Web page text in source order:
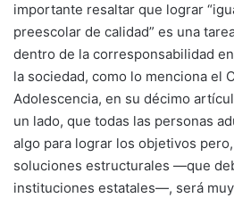
importante resaltar que lograr
preescolar de calidad” es una
dentro de la corresponsabilidad
la sociedad, como lo menciona el
Adolescencia, en su décimo
un lado, que todas las personas
algo para lograr los objetivos
soluciones estructurales —que
instituciones estatales—, será